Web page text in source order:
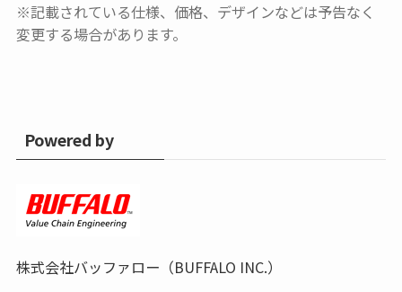
※記載されている仕様、価格、デザインなどは予告なく
変更する場合があります。
Powered by
株式会社バッファロー（BUFFALO INC.）